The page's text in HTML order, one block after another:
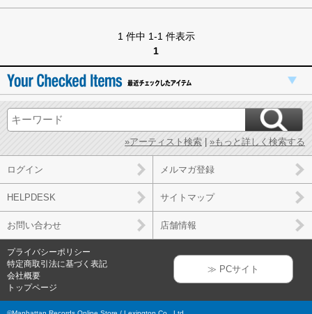
1 件中 1-1 件表示
1
»アーティスト検索 | »もっと詳しく検索する
ログイン メルマガ登録
HELPDESK サイトマップ
お問い合わせ 店舗情報
プライバシーポリシー
特定商取引法に基づく表記
会社概要
トップページ
≫ PCサイト